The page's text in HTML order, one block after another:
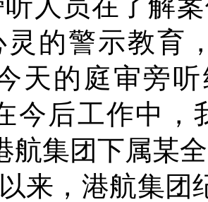
灵的警示教育
天的庭审旁
今后工作中
航集团下属某
来，港航集团